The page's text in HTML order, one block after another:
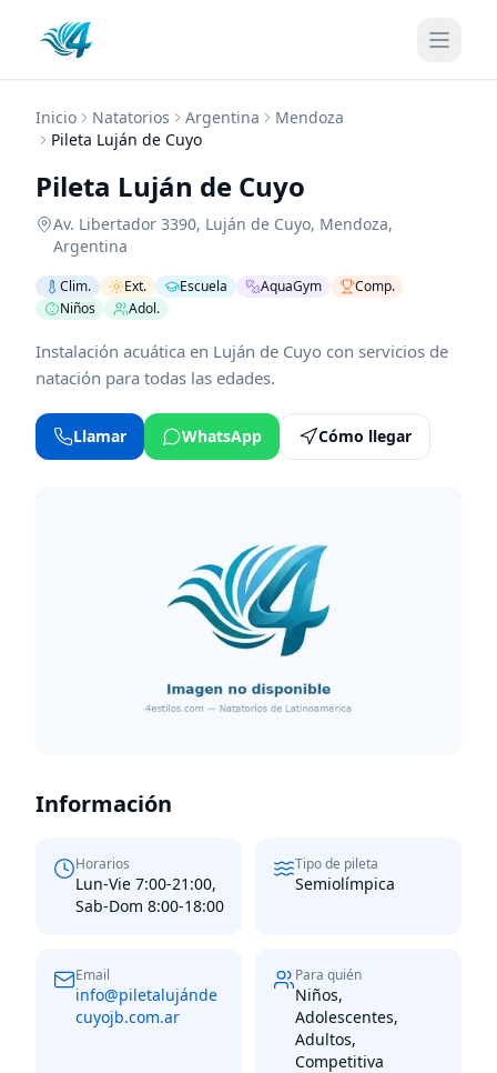
Inicio Natatorios Argentina
Mendoza
Pileta Luján de Cuyo
Pileta Luján de Cuyo
Av. Libertador 3390, Luján de Cuyo, Mendoza,
Argentina
Clim. Ext. Escuela AquaGym
Comp.
Niños
Adol.
Instalación acuática en Luján de Cuyo con servicios de
natación para todas las edades.
Llamar WhatsApp Cómo llegar
Información
Horarios
Lun-Vie 7:00-21:00,
Sab-Dom 8:00-18:00
Tipo de pileta
Semiolímpica
Email
info@piletalujánde
cuyojb.com.ar
Para quién
Niños,
Adolescentes,
Adultos,
Competitiva